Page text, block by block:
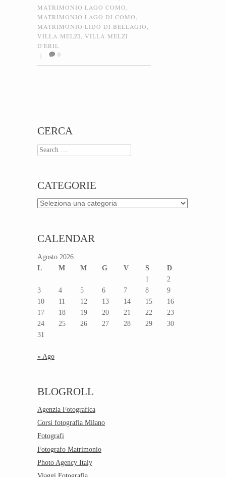
MATRIMONIO LAGO COMO
MATRIMONIO LAGO DI COMO
MATRIMONIO LIDO DI BELLAGIO
VILLA MELZI
VILLA MELZI
D'ERIL
|
0
CERCA
Search
CATEGORIE
Categorie
CALENDAR
Agosto 2026
L
M M G V S
D
1
2
3
4 5 6 7 8
9
10
11 12 13 14 15
16
17
18 19 20 21 22
23
24
25 26 27 28 29
30
31
« Ago
BLOGROLL
Agenzia Fotografica
Corsi fotografia Milano
Fotografi
Fotografo Matrimonio
Photo Agency Italy